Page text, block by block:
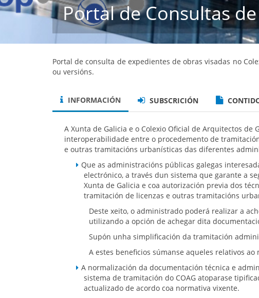
Portal de Consultas
Portal de consulta de expedientes de obras visadas no
ou versións.
INFORMACIÓN SUBSCRICIÓN
A Xunta de Galicia e o Colexio Oficial de Arquitectos
interoperabilidade entre o procedemento de
e outras tramitacións urbanísticas das diferentes
Que as administracións públicas galegas
electrónico, a través dun sistema que garante a
Xunta de Galicia e coa autorización previa dos
tramitación de licenzas e outras tramitacións
Deste xeito, o administrado poderá realizar a
utilizando a opción de achegar dita
Supón unha simplificación da tramitación
A estes beneficios súmanse aqueles relativos
A normalización da documentación técnica e
sistema de tramitación do COAG atoparase
actualizado de acordo coa normativa vixente.